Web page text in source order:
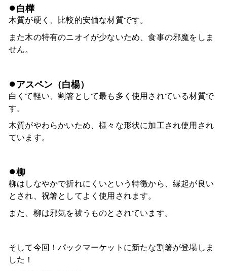
●白樺
木質が硬く、比較的安価な材質です。
また木の特有のニオイが少ないため、食事の邪魔をしま
せん。
●アスペン（白楊）
白くて軽い、割箸として最も多く使用されている材質で
す。
木質がやわらかいため、様々な形状に加工され使用され
ています。
●柳
柳はしなやかで折れにくいという特徴から、縁起が良い
とされ、祝箸としてよく使用されます。
また、柳は邪気を祓うものとされています。
そして今回！パックマーケットに新たな割箸が登場しま
した！